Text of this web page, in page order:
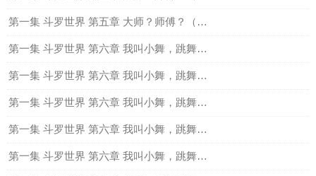
第一集 斗罗世界 第五章 大师？师傅？（四）
第一集 斗罗世界 第六章 我叫小舞，跳舞的舞（一）
第一集 斗罗世界 第六章 我叫小舞，跳舞的舞（二）
第一集 斗罗世界 第六章 我叫小舞，跳舞的舞（三）
第一集 斗罗世界 第六章 我叫小舞，跳舞的舞（四）
第一集 斗罗世界 第六章 我叫小舞，跳舞的舞（五）